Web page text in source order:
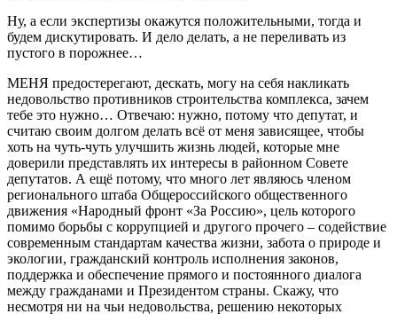
Ну, а если экспертизы окажутся положительными, тогда и
будем дискутировать. И дело делать, а не переливать из
пустого в порожнее…
МЕНЯ предостерегают, дескать, могу на себя накликать
недовольство противников строительства комплекса, зачем
тебе это нужно… Отвечаю: нужно, потому что депутат, и
считаю своим долгом делать всё от меня зависящее, чтобы
хоть на чуть-чуть улучшить жизнь людей, которые мне
доверили представлять их интересы в районном Совете
депутатов. А ещё потому, что много лет являюсь членом
регионального штаба Общероссийского общественного
движения «Народный фронт «За Россию», цель которого
помимо борьбы с коррупцией и другого прочего – содействие
современным стандартам качества жизни, забота о природе и
экологии, гражданский контроль исполнения законов,
поддержка и обеспечение прямого и постоянного диалога
между гражданами и Президентом страны. Скажу, что
несмотря ни на чьи недовольства, решению некоторых